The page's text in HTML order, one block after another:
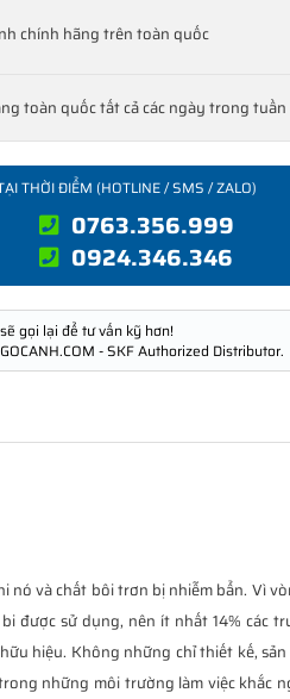
chính hãng trên toàn quốc
toàn quốc tất cả các ngày trong tuần
THỜI ĐIỂM (HOTLINE / SMS / ZALO)
0763.356.999
0924.346.346
gọi lại để tư vấn kỹ hơn!
- SKF Authorized Distributor.
nó và chất bôi trơn bị nhiễm bẩn. Vì
được sử dụng, nên ít nhất 14% các
hiệu. Không những chỉ thiết kế,
những môi trường làm việc khắc